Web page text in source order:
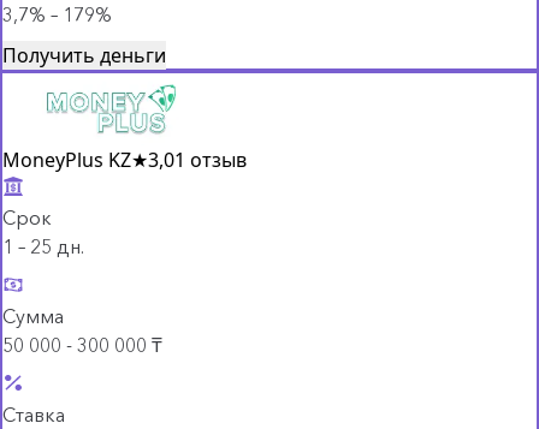
3,7% – 179%
Получить деньги
MoneyPlus KZ★3,01 отзыв
Срок
1 – 25 дн.
Сумма
50 000 - 300 000 ₸
Ставка